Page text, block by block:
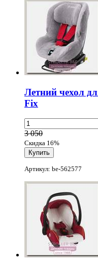
Летний чехол
Fix
3 050
Скидка 16%
Артикул: be-562577